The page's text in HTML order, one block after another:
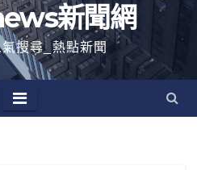
新聞網
搜尋_熱點新聞